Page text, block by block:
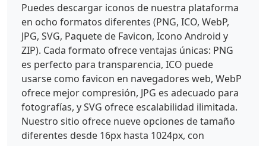
Puedes descargar iconos de nuestra plataforma
en ocho formatos diferentes (PNG, ICO, WebP,
JPG, SVG, Paquete de Favicon, Icono Android y
ZIP). Cada formato ofrece ventajas únicas: PNG
es perfecto para transparencia, ICO puede
usarse como favicon en navegadores web, WebP
ofrece mejor compresión, JPG es adecuado para
fotografías, y SVG ofrece escalabilidad ilimitada.
Nuestro sitio ofrece nueve opciones de tamaño
diferentes desde 16px hasta 1024px, con